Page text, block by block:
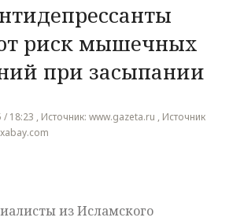
риск мышечных
при засыпании
18:23 , Источник: www.gazeta.ru , Источник
из Исламского